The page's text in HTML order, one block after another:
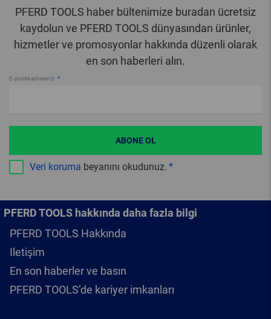
PFERD TOOLS haber bültenimize buradan ücretsiz
kaydolun ve PFERD TOOLS dünyasından ürünler,
hizmetler ve promosyonlar hakkında düzenli olarak
en son haberleri alın.
E-posta adresiniz
Veri koruma beyanını okudunuz.
ABONE OL
PFERD TOOLS hakkında daha fazla bilgi
PFERD TOOLS Hakkında
Iletişim
En son haberler ve basın
PFERD TOOLS’de kariyer imkanları